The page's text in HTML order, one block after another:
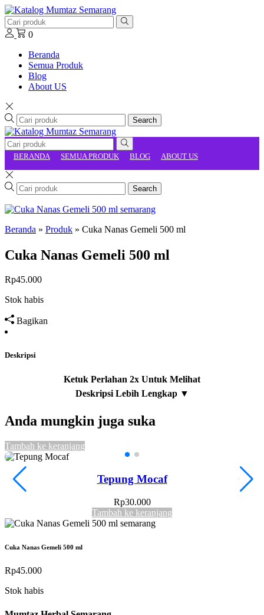
0
Beranda
Semua Produk
Blog
About US
Search
BERANDA SEMUA PRODUK BLOG ABOUT US
Search
Beranda » Produk » Cuka Nanas Gemeli 500 ml
Cuka Nanas Gemeli 500 ml
Rp45.000
Stok habis
Bagikan
Deskripsi
Anda mungkin juga suka
Tambah ke keranjang
Tepung Mocaf
Rp30.000
Tambah ke keranjang
Cuka Nanas Gemeli 500 ml
Rp45.000
Stok habis